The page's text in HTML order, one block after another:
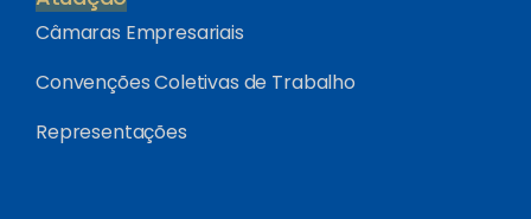
Câmaras Empresariais
Convenções Coletivas de Trabalho
Representações